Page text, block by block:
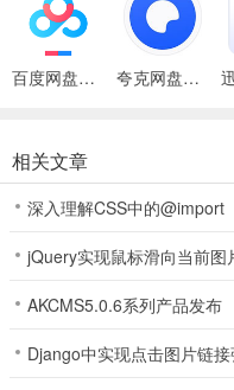
百度网盘绿色免安装Pc电脑版 夸克网盘官方正式版
相关文章
深入理解CSS中的@import
jQuery实现鼠标滑向当前
AKCMS5.0.6系列产品发布
Django中实现点击图片链